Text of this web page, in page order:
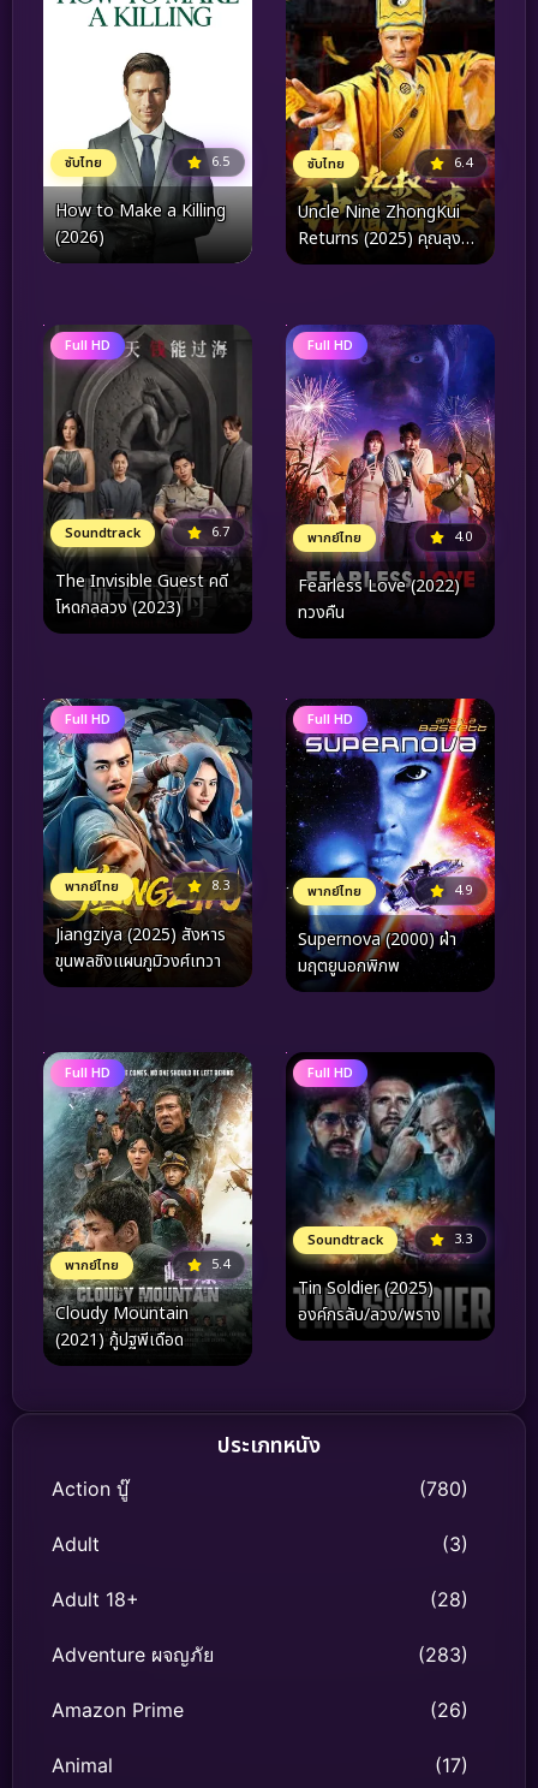
ซับไทย 6.5
How to Make a Killing
(2026)
ซับไทย 6.4
Uncle Nine ZhongKui
Returns (2025) คุณลุง
เก้าปราบผี
Full HD
Soundtrack 6.7
The Invisible Guest คดี
โหดกลลวง (2023)
Full HD
พากย์ไทย 4.0
Fearless Love (2022)
ทวงคืน
Full HD
พากย์ไทย 8.3
Jiangziya (2025) สังหาร
ขุนพลชิงแผนภูมิวงศ์เทวา
Full HD
พากย์ไทย 4.9
Supernova (2000) ฝ่า
มฤตยูนอกพิภพ
Full HD
พากย์ไทย 5.4
Cloudy Mountain
(2021) กู้ปฐพีเดือด
Full HD
Soundtrack 3.3
Tin Soldier (2025)
องค์กรลับ/ลวง/พราง
ประเภทหนัง
Action บู๊ (780)
Adult (3)
Adult 18+ (28)
Adventure ผจญภัย (283)
Amazon Prime (26)
Animal (17)